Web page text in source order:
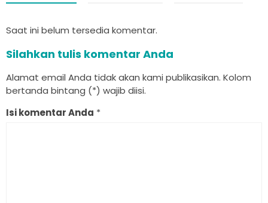
Saat ini belum tersedia komentar.
Silahkan tulis komentar Anda
Alamat email Anda tidak akan kami publikasikan. Kolom
bertanda bintang (*) wajib diisi.
Isi komentar Anda *